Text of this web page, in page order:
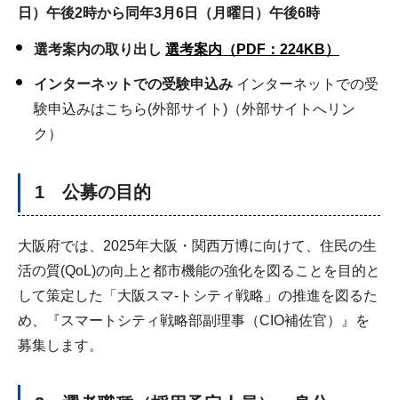
日）午後2時から同年3月6日（月曜日）午後6時
選考案内の取り出し 選考案内（PDF：224KB）
インターネットでの受験申込み インターネットでの受
験申込みはこちら(外部サイト)（外部サイトへリン
ク）
1 公募の目的
大阪府では、2025年大阪・関西万博に向けて、住民の生
活の質(QoL)の向上と都市機能の強化を図ることを目的と
して策定した「大阪スマ-トシティ戦略」の推進を図るた
め、『スマートシティ戦略部副理事（CIO補佐官）』を
募集します。